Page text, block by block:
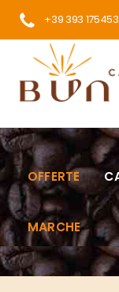
+39 393
OFFERTE
MARCHE